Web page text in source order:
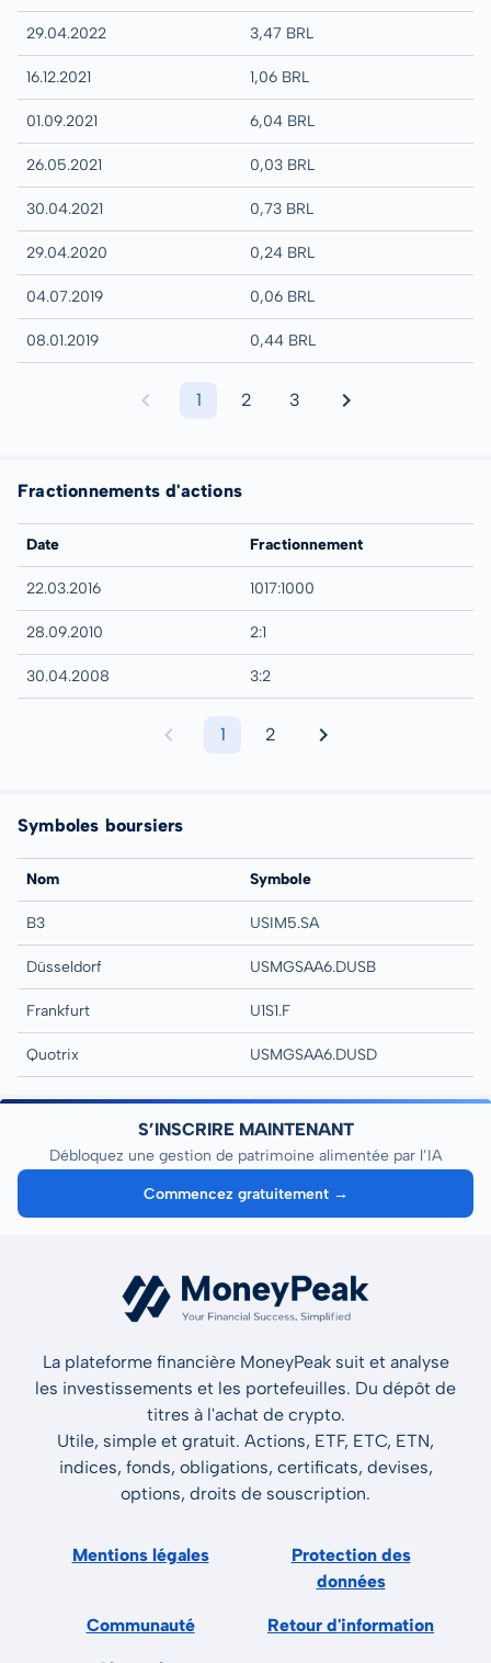
29.04.2022 3,47 BRL
16.12.2021 1,06 BRL
01.09.2021 6,04 BRL
26.05.2021 0,03 BRL
30.04.2021 0,73 BRL
29.04.2020 0,24 BRL
04.07.2019 0,06 BRL
08.01.2019 0,44 BRL
1 2 3
Fractionnements d'actions
Date Fractionnement
22.03.2016 1017:1000
28.09.2010 2:1
30.04.2008 3:2
1 2
Symboles boursiers
Nom Symbole
B3 USIM5.SA
Düsseldorf USMGSAA6.DUSB
Frankfurt U1S1.F
Quotrix USMGSAA6.DUSD
S’INSCRIRE MAINTENANT
Débloquez une gestion de patrimoine alimentée par l’IA
Commencez gratuitement →
La plateforme financière MoneyPeak suit et analyse
les investissements et les portefeuilles. Du dépôt de
titres à l'achat de crypto.
Utile, simple et gratuit. Actions, ETF, ETC, ETN,
indices, fonds, obligations, certificats, devises,
options, droits de souscription.
Mentions légales
Protection des
données
Communauté Retour d'information